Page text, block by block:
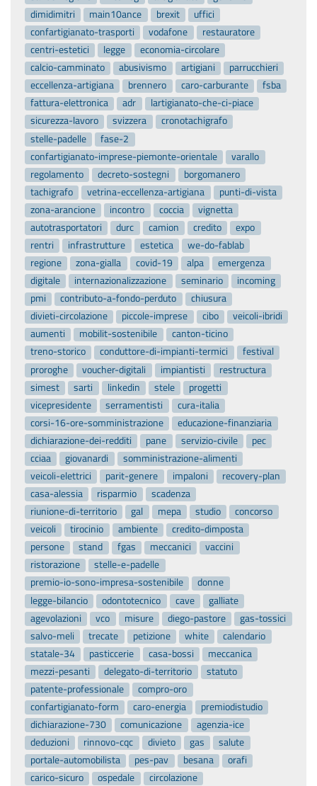
dimidimitri
main10ance brexit
uffici
confartigianato-trasporti
vodafone
restauratore
centri-estetici
legge
economia-circolare
calcio-camminato
abusivismo artigiani
parrucchieri
eccellenza-artigiana
brennero caro-carburante
fsba
fattura-elettronica
adr
lartigianato-che-ci-piace
sicurezza-lavoro
svizzera
cronotachigrafo
stelle-padelle
fase-2
confartigianato-imprese-piemonte-orientale
varallo
regolamento
decreto-sostegni
borgomanero
tachigrafo
vetrina-eccellenza-artigiana
punti-di-vista
zona-arancione
incontro coccia
vignetta
autotrasportatori
durc camion credito
expo
rentri
infrastrutture estetica
we-do-fablab
regione
zona-gialla covid-19 alpa
emergenza
digitale
internazionalizzazione seminario
incoming
pmi
contributo-a-fondo-perduto
chiusura
divieti-circolazione
piccole-imprese cibo
veicoli-ibridi
aumenti
mobilit-sostenibile
canton-ticino
treno-storico
conduttore-di-impianti-termici
festival
proroghe
voucher-digitali impiantisti
restructura
simest
sarti linkedin stele
progetti
vicepresidente
serramentisti
cura-italia
corsi-16-ore-somministrazione
educazione-finanziaria
dichiarazione-dei-redditi
pane servizio-civile
pec
cciaa
giovanardi
somministrazione-alimenti
veicoli-elettrici
parit-genere impaloni
recovery-plan
casa-alessia
risparmio
scadenza
riunione-di-territorio
gal mepa studio
concorso
veicoli
tirocinio ambiente
credito-dimposta
persone
stand fgas meccanici
vaccini
ristorazione
stelle-e-padelle
premio-io-sono-impresa-sostenibile
donne
legge-bilancio
odontotecnico cave
galliate
agevolazioni
vco misure diego-pastore
gas-tossici
salvo-meli
trecate petizione white
calendario
statale-34
pasticcerie casa-bossi
meccanica
mezzi-pesanti
delegato-di-territorio
statuto
patente-professionale
compro-oro
confartigianato-form
caro-energia
premiodistudio
dichiarazione-730
comunicazione
agenzia-ice
deduzioni
rinnovo-cqc divieto gas
salute
portale-automobilista
pes-pav besana
orafi
carico-sicuro
ospedale
circolazione